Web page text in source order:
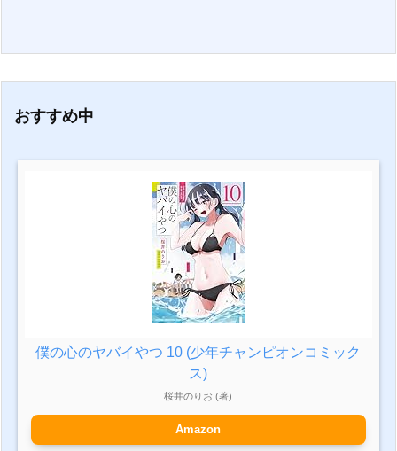
おすすめ中
僕の心のヤバイやつ 10 (少年チャンピオンコミック
ス)
桜井のりお (著)
Amazon